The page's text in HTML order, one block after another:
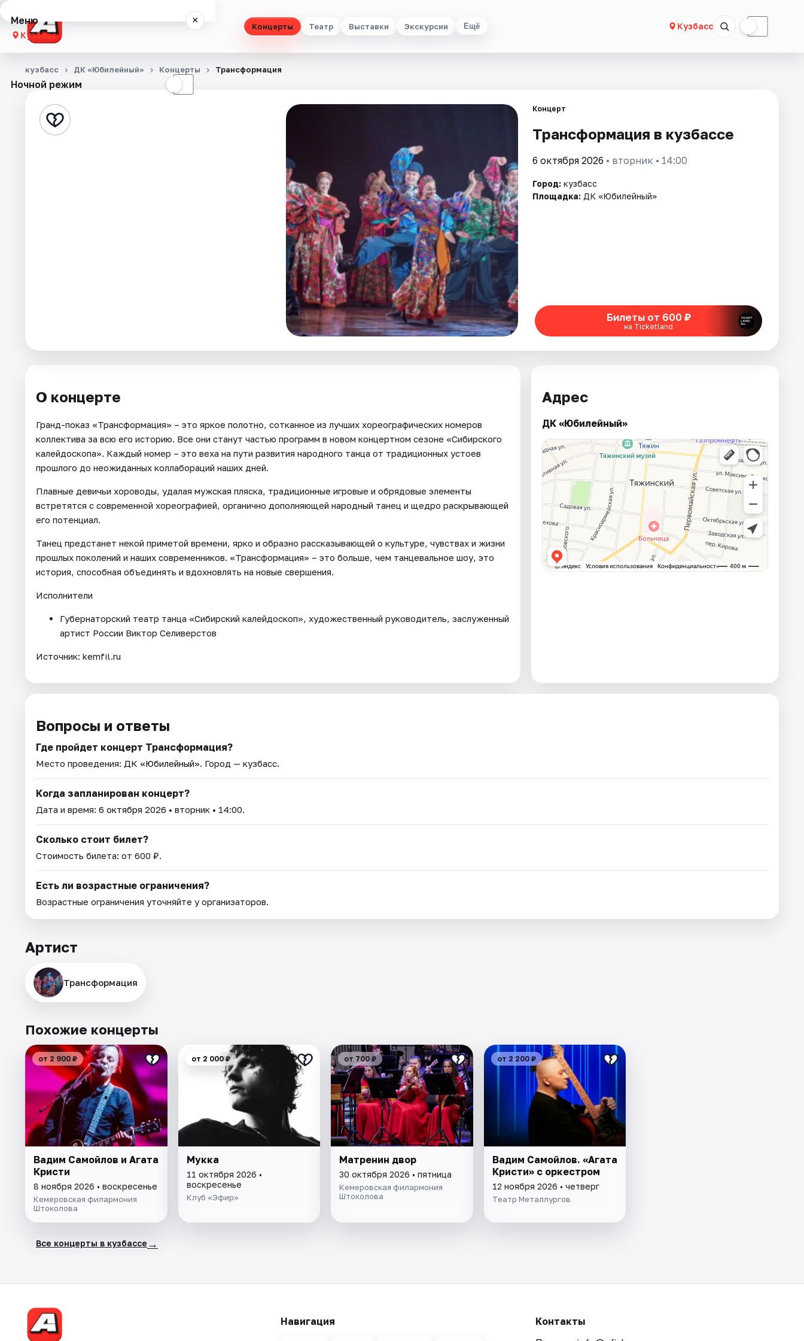
Концерты Театр Выставки Экскурсии Ещё Кузбасс ☾
Меню ×
Кузбасс
Концерты
Выставки
Ночной режим ☾
кузбасс ДК «Юбилейный» Концерты Трансформация
Концерт
Трансформация в кузбассе
6 октября 2026 • вторник • 14:00
Город: кузбасс
Площадка: ДК «Юбилейный»
Билеты от 600 ₽
на Ticketland
О концерте
Гранд-показ «Трансформация» – это яркое полотно, сотканное из лучших хореографических номеров
коллектива за всю его историю. Все они станут частью программ в новом концертном сезоне «Сибирского
калейдоскопа». Каждый номер – это веха на пути развития народного танца от традиционных устоев
прошлого до неожиданных коллабораций наших дней.
Плавные девичьи хороводы, удалая мужская пляска, традиционные игровые и обрядовые элементы
встретятся с современной хореографией, органично дополняющей народный танец и щедро раскрывающей
его потенциал.
Танец предстанет некой приметой времени, ярко и образно рассказывающей о культуре, чувствах и жизни
прошлых поколений и наших современников. «Трансформация» – это больше, чем танцевальное шоу, это
история, способная объединять и вдохновлять на новые свершения.
Исполнители
Губернаторский театр танца «Сибирский калейдоскоп», художественный руководитель, заслуженный
артист России Виктор Селиверстов
Источник: kemfil.ru
Адрес
ДК «Юбилейный»
Вопросы и ответы
Где пройдет концерт Трансформация?
Место проведения: ДК «Юбилейный». Город — кузбасс.
Когда запланирован концерт?
Дата и время: 6 октября 2026 • вторник • 14:00.
Сколько стоит билет?
Стоимость билета: от 600 ₽.
Есть ли возрастные ограничения?
Возрастные ограничения уточняйте у организаторов.
Артист
Трансформация
Похожие концерты
от 2 900 ₽
Вадим Самойлов и Агата
Кристи
8 ноября 2026 • воскресенье
Кемеровская филармония
Штоколова
от 2 000 ₽
Мукка
11 октября 2026 •
воскресенье
Клуб «Эфир»
от 700 ₽
Матренин двор
30 октября 2026 • пятница
Кемеровская филармония
Штоколова
от 2 200 ₽
Вадим Самойлов. «Агата
Кристи» с оркестром
12 ноября 2026 • четверг
Театр Металлургов
Все концерты в кузбассе →
Навигация
Контакты